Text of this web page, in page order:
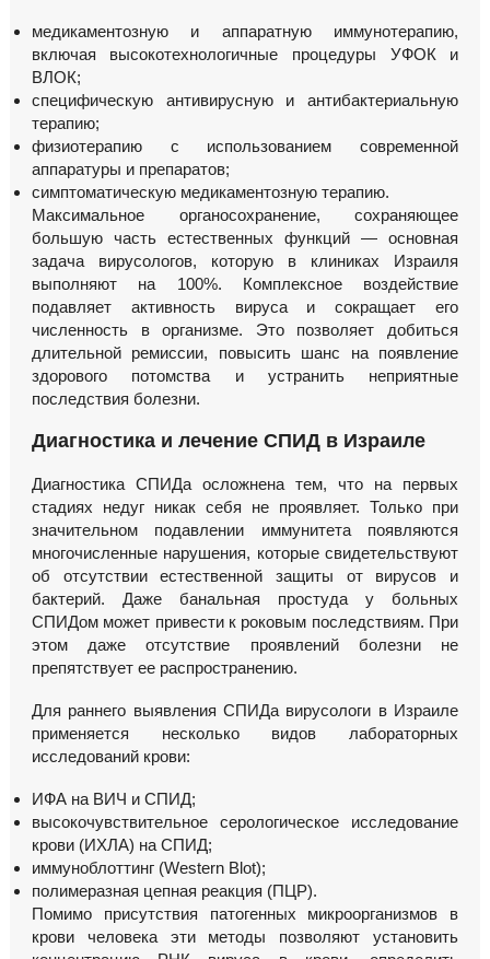
медикаментозную и аппаратную иммунотерапию,
включая высокотехнологичные процедуры УФОК и
ВЛОК;
специфическую антивирусную и антибактериальную
терапию;
физиотерапию с использованием современной
аппаратуры и препаратов;
симптоматическую медикаментозную терапию.
Максимальное органосохранение, сохраняющее
большую часть естественных функций — основная
задача вирусологов, которую в клиниках Израиля
выполняют на 100%. Комплексное воздействие
подавляет активность вируса и сокращает его
численность в организме. Это позволяет добиться
длительной ремиссии, повысить шанс на появление
здорового потомства и устранить неприятные
последствия болезни.
Диагностика и лечение СПИДв Израиле
Диагностика СПИДа осложнена тем, что на первых
стадиях недуг никак себя не проявляет. Только при
значительном подавлении иммунитета появляются
многочисленные нарушения, которые свидетельствуют
об отсутствии естественной защиты от вирусов и
бактерий. Даже банальная простуда у больных
СПИДом может привести к роковым последствиям. При
этом даже отсутствие проявлений болезни не
препятствует ее распространению.
Для раннего выявления СПИДа вирусологи в Израиле
применяется несколько видов лабораторных
исследований крови:
ИФА на ВИЧ и СПИД;
высокочувствительное серологическое исследование
крови (ИХЛА) на СПИД;
иммуноблоттинг (Western Blot);
полимеразная цепная реакция (ПЦР).
Помимо присутствия патогенных микроорганизмов в
крови человека эти методы позволяют установить